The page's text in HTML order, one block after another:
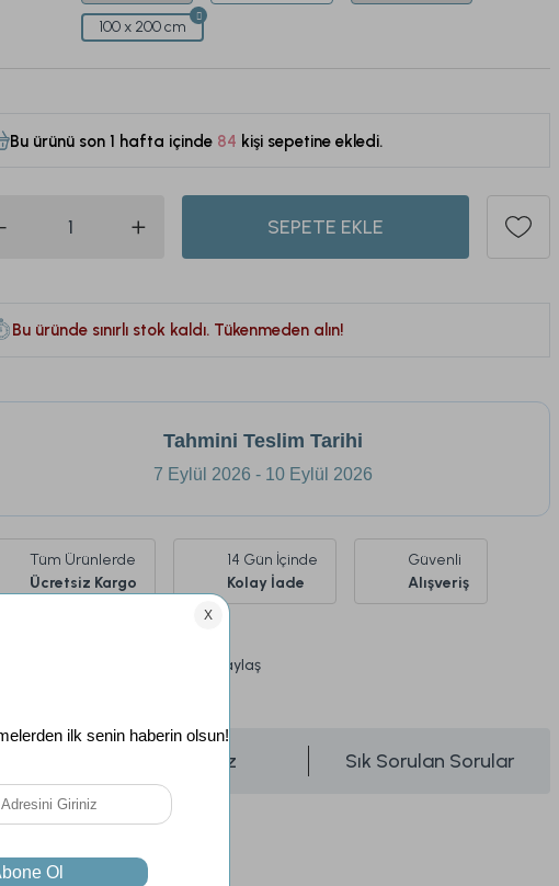
100 x 200 cm
408
Bu ürünü son 1 hafta içinde 84 kişi sepetine ekledi.
SEPETE EKLE
Bu üründe sınırlı stok kaldı. Tükenmeden alın!
Tahmini Teslim Tarihi
7 Eylül 2026 - 10 Eylül 2026
Tüm Ürünlerde
Ücretsiz Kargo
14 Gün İçinde
Kolay İade
Güvenli
Alışveriş
Paylaş
Önerileriniz Sık Sorulan Sorular